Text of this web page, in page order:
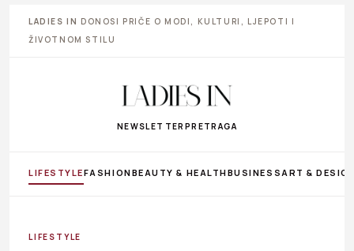
LADIES IN DONOSI PRIČE O MODI, KULTURI, LJEPOTI I
ŽIVOTNOM STILU
NEWSLETTER PRETRAGA
LIFESTYLEFASHIONBEAUTY & HEALTHBUSINESS ART &
LIFESTYLE